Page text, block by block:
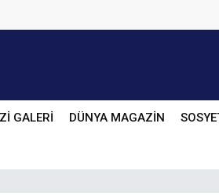
GALERİ DÜNYA MAGAZİN